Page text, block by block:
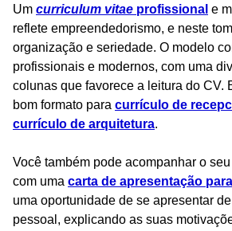
Um curriculum vitae profissional e
reflete empreendedorismo, e neste
organização e seriedade. O modelo
profissionais e modernos, com uma
colunas que favorece a leitura do CV.
bom formato para currículo de
currículo de arquitetura.
Você também pode acompanhar o
com uma carta de apresentação
uma oportunidade de se apresentar
pessoal, explicando as suas